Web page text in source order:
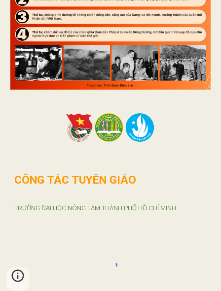
CÔNG TÁC TUYÊN GIÁO
TRƯỜNG ĐẠI HỌC NÔNG LÂM THÀNH PHỐ HỒ CHÍ MINH